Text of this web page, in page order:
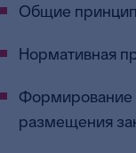
Общие
Нормативная
размещения